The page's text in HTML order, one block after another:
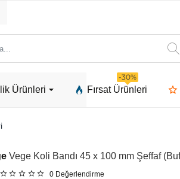
Ürünleri Fırsat Ürünleri
-30%
Vege Koli Bandı 45 x 100 mm Şeffaf
0 Değerlendirme